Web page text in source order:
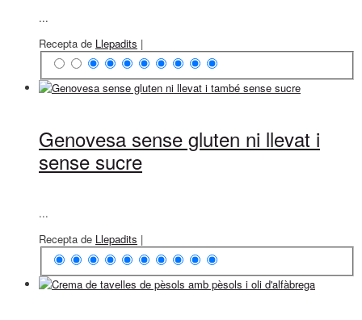
...
Recepta de Llepadits |
Genovesa sense gluten ni llevat i
sense sucre
...
Recepta de Llepadits |